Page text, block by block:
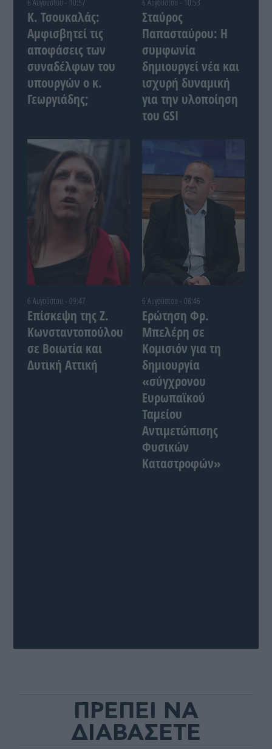
Κ. Τσουκαλάς:
Αμφισβητεί τις
αποφάσεις των
συναδέλφων του
υπουργών ο κ.
Γεωργιάδης;
Σταύρος
Παπασταύρου: Η
συμφωνία
δημιουργεί νέα και
ισχυρή δυναμική
για την υλοποίηση
του GSI
6 Αυγούστου - 09:47
Επίσκεψη της Ζ.
Κωνσταντοπούλου
σε Βοιωτία και
Δυτική Αττική
6 Αυγούστου - 08:46
Ερώτηση Φρ.
Μπελέρη σε
Κομισιόν για τη
δημιουργία
«σύγχρονου
Ευρωπαϊκού
Ταμείου
Αντιμετώπισης
Φυσικών
Καταστροφών»
ΠΡΕΠΕΙ ΝΑ
ΔΙΑΒΑΣΕΤΕ